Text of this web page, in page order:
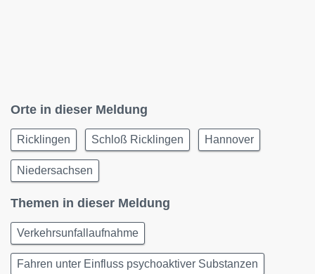
Orte in dieser Meldung
Ricklingen Schloß Ricklingen Hannover
Niedersachsen
Themen in dieser Meldung
Verkehrsunfallaufnahme
Fahren unter Einfluss psychoaktiver Substanzen